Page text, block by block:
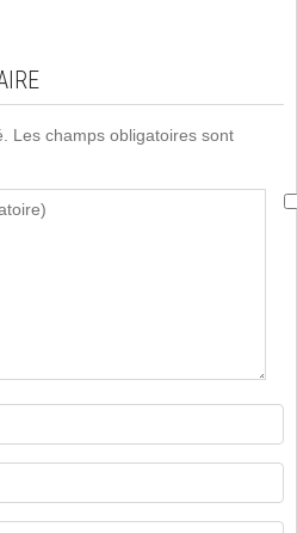
Les champs obligatoires sont